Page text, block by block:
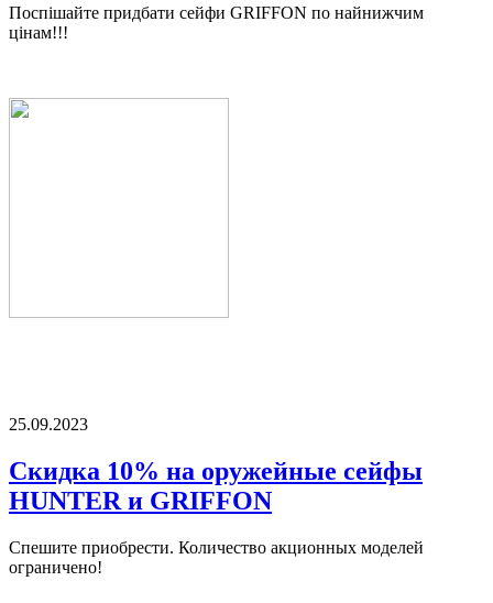
Поспішайте придбати сейфи GRIFFON по найнижчим
цінам!!!
25.09.2023
Скидка 10% на оружейные сейфы
HUNTER и GRIFFON
Спешите приобрести. Количество акционных моделей
ограничено!